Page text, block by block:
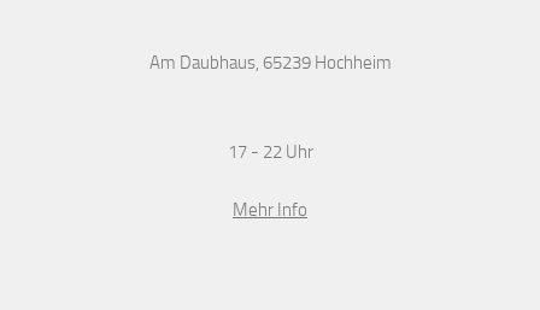
Am Daubhaus, 65239 Hochheim
17 - 22 Uhr
Mehr Info